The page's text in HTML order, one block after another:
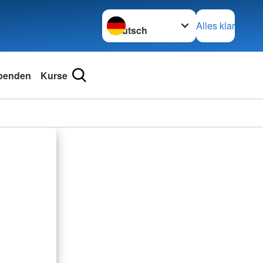
Sprache wechseln zu
Alles klar
Kurse